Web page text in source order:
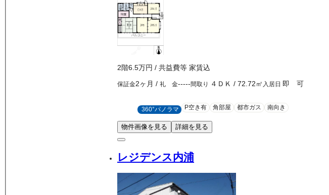
2階6.5万円 / 共益費等 家賃込
保証金2ヶ月 / 礼 金-----間取り ４ＤＫ / 72.72㎡ 入居日 即 可
360°パノラマ P空き有 角部屋 都市ガス 南向き
物件画像を見る 詳細を見る
レジデンス内浦